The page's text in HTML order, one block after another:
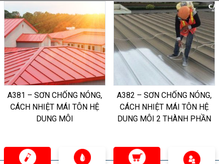
A381 – SƠN CHỐNG NÓNG,
CÁCH NHIỆT MÁI TÔN HỆ
DUNG MÔI
A382 – SƠN CHỐNG NÓNG,
CÁCH NHIỆT MÁI TÔN HỆ
DUNG MÔI 2 THÀNH PHẦN